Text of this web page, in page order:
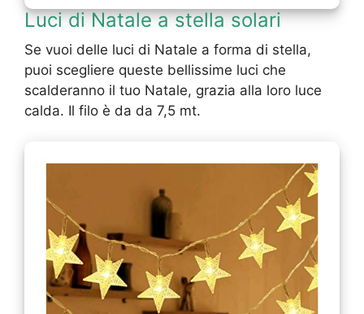
Luci di Natale a stella solari
Se vuoi delle luci di Natale a forma di stella,
puoi scegliere queste bellissime luci che
scalderanno il tuo Natale, grazia alla loro luce
calda. Il filo è da da 7,5 mt.